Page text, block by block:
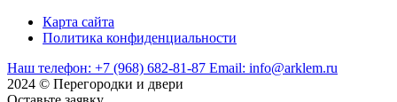
Карта сайта
Политика конфиденциальности
Наш телефон: +7 (968) 682-81-87 Email: info@arklem.ru
2024 © Перегородки и двери